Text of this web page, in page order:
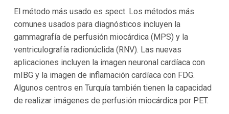
El método más usado es spect. Los métodos más
comunes usados para diagnósticos incluyen la
gammagrafía de perfusión miocárdica (MPS) y la
ventriculografía radionúclida (RNV). Las nuevas
aplicaciones incluyen la imagen neuronal cardíaca con
mIBG y la imagen de inflamación cardíaca con FDG.
Algunos centros en Turquía también tienen la capacidad
de realizar imágenes de perfusión miocárdica por PET.